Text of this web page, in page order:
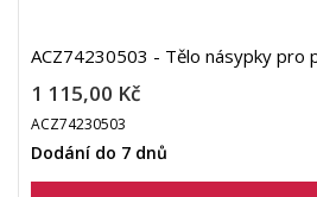
ACZ74230503 - Tělo násypky pro
1 115,00 Kč
ACZ74230503
Dodání do 7 dnů